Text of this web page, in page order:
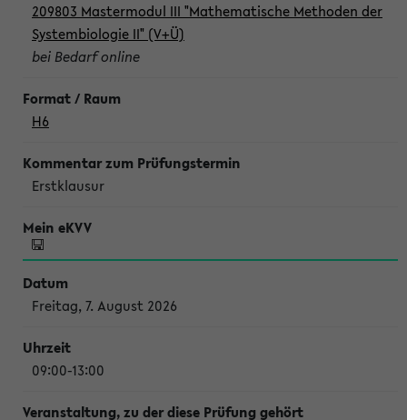
209803 Mastermodul III "Mathematische Methoden der
Systembiologie II" (V+Ü)
bei Bedarf online
H6
Erstklausur
Freitag, 7. August 2026
09:00-13:00